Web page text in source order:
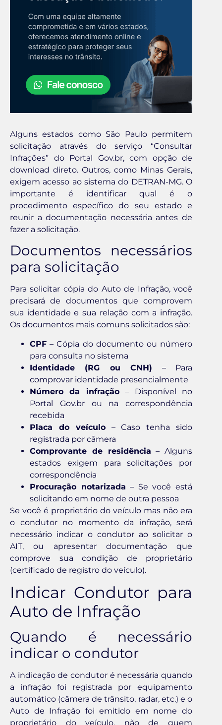
Alguns estados como São Paulo permitem
solicitação através do serviço “Consultar
Infrações” do Portal Gov.br, com opção de
download direto. Outros, como Minas Gerais,
exigem acesso ao sistema do DETRAN-MG. O
importante é identificar qual é o
procedimento específico do seu estado e
reunir a documentação necessária antes de
fazer a solicitação.
Documentos necessários
para solicitação
Para solicitar cópia do Auto de Infração, você
precisará de documentos que comprovem
sua identidade e sua relação com a infração.
Os documentos mais comuns solicitados são:
CPF – Cópia do documento ou número
para consulta no sistema
Identidade (RG ou CNH) – Para
comprovar identidade presencialmente
Número da infração– Disponível no
Portal Gov.br ou na correspondência
recebida
Placa do veículo– Caso tenha sido
registrada por câmera
Comprovante de residência – Alguns
estados exigem para solicitações por
correspondência
Procuração notarizada – Se você está
solicitando em nome de outra pessoa
Se você é proprietário do veículo mas não era
o condutor no momento da infração, será
necessário indicar o condutor ao solicitar o
AIT, ou apresentar documentação que
comprove sua condição de proprietário
(certificado de registro do veículo).
Indicar Condutor para
Auto de Infração
Quando é necessário
indicar o condutor
A indicação de condutor é necessária quando
a infração foi registrada por equipamento
automático (câmera de trânsito, radar, etc.) e o
Auto de Infração foi emitido em nome do
proprietário do veículo, não de quem